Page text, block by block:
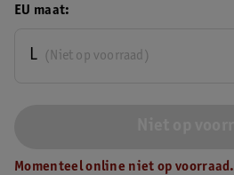
EU maat
(Niet op voorraad)
L
Momenteel online niet op voorraad.